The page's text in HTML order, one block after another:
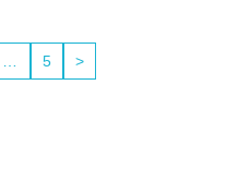
… 5 >